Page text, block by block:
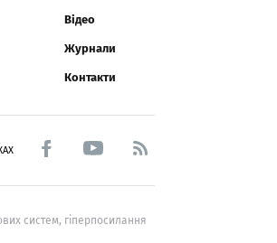
Відео
Журнали
Контакти
систем, гіперпосилання